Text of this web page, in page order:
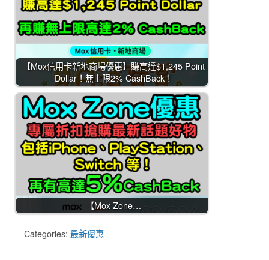
【Mox信用卡新地商場優惠】賺高達$1,245 Point
Dollar！無上限2% CashBack！
【Mox Zone…
Categories: 最新優惠